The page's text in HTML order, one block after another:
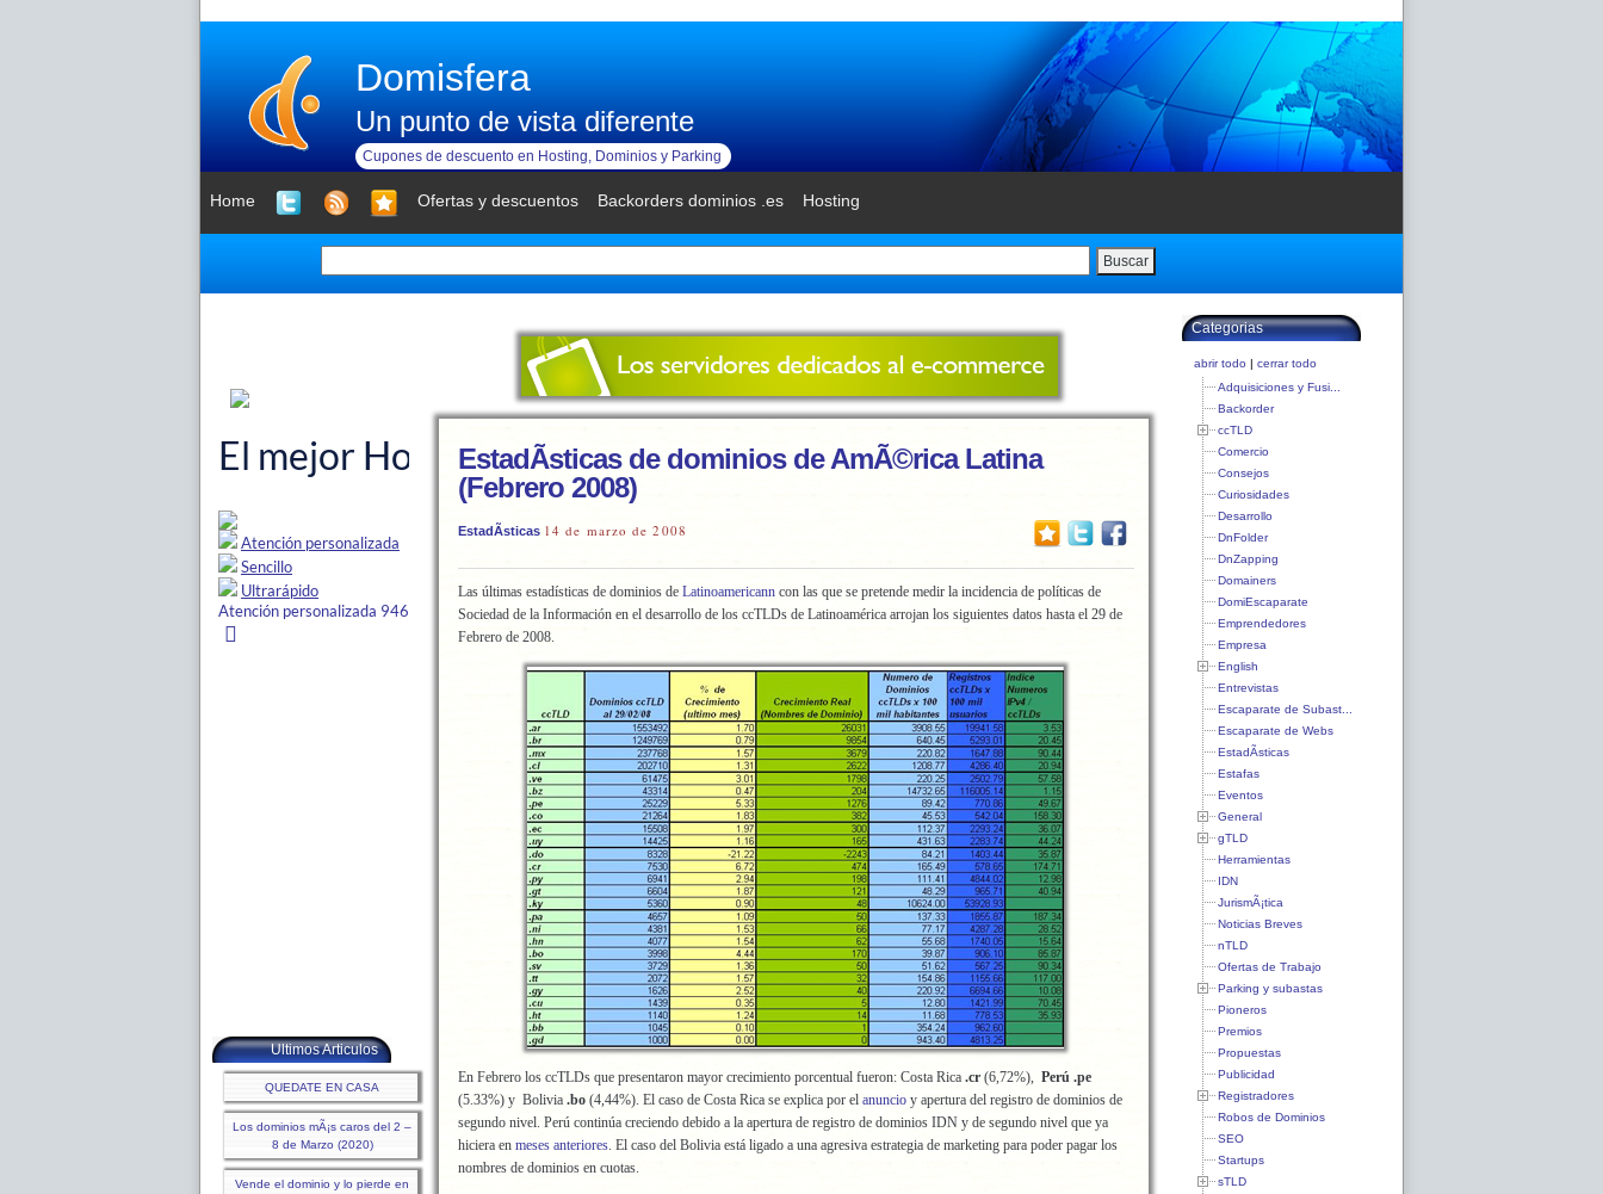
Domisfera
Un punto de vista diferente
Cupones de descuento en Hosting, Dominios y Parking
Home Ofertas y descuentos Backorders dominios .es Hosting
Buscar
Ultimos Articulos
QUEDATE EN CASA
Los dominios mÃ¡s caros del 2 –
8 de Marzo (2020)
Vende el dominio y lo pierde en
EstadÃ­sticas de dominios de AmÃ©rica Latina
(Febrero 2008)
EstadÃ­sticas 14 de marzo de 2008
Las últimas estadísticas de dominios de Latinoamericann con las que se pretende medir la incidencia de políticas de
Sociedad de la Información en el desarrollo de los ccTLDs de Latinoamérica arrojan los siguientes datos hasta el 29 de
Febrero de 2008.
En Febrero los ccTLDs que presentaron mayor crecimiento porcentual fueron: Costa Rica .cr (6,72%), Perú .pe
(5.33%) y Bolivia .bo (4,44%). El caso de Costa Rica se explica por el anuncio y apertura del registro de dominios de
segundo nivel. Perú continúa creciendo debido a la apertura de registro de dominios IDN y de segundo nivel que ya
hiciera en meses anteriores. El caso del Bolivia está ligado a una agresiva estrategia de marketing para poder pagar los
nombres de dominios en cuotas.
Categorias
abrir todo | cerrar todo
Adquisiciones y Fusi...
Backorder
ccTLD
Comercio
Consejos
Curiosidades
Desarrollo
DnFolder
DnZapping
Domainers
DomiEscaparate
Emprendedores
Empresa
English
Entrevistas
Escaparate de Subast...
Escaparate de Webs
EstadÃ­sticas
Estafas
Eventos
General
gTLD
Herramientas
IDN
JurismÃ¡tica
Noticias Breves
nTLD
Ofertas de Trabajo
Parking y subastas
Pioneros
Premios
Propuestas
Publicidad
Registradores
Robos de Dominios
SEO
Startups
sTLD